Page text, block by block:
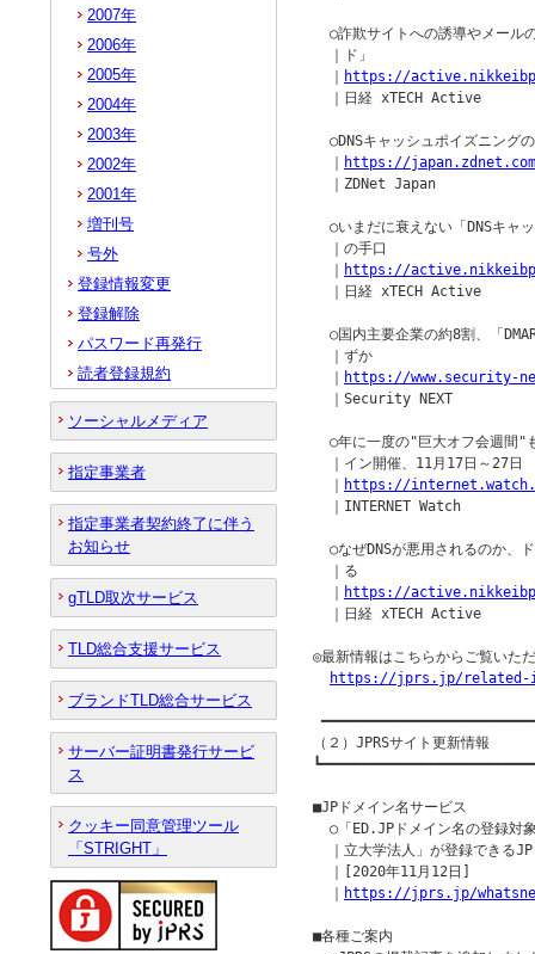
○詐欺サイトへの誘導やメール
  ｜ド」
https://
  ｜日経 xTECH Active
○DNSキャッシュポイズニング
https://
  ｜ZDNet Japan
○いまだに衰えない「DNSキャ
  ｜の手口
https://
  ｜日経 xTECH Active
○国内主要企業の約8割、「
  ｜ずか
https://www.security-
  ｜Security NEXT
○年に一度の"巨大オフ会週間
  ｜イン開催、11月17日～27日
https://
  ｜INTERNET Watch
○なぜDNSが悪用されるのか、
  ｜る
https://
  ｜日経 xTECH Active
◎最新情報はこちらからご覧いた
https://jprs.jp/related-
（２）JPRSサイト更新情報
■JPドメイン名サービス
○「ED.JPドメイン名の登録対
｜立大学法人」が登録できる
  ｜[2020年11月12日]
https://jprs.jp/
■各種ご案内
2007年
2006年
2005年
2004年
2003年
2002年
2001年
増刊号
号外
登録情報変更
登録解除
パスワード再発行
読者登録規約
ソーシャルメディア
指定事業者
指定事業者契約終了に伴う
お知らせ
gTLD取次サービス
TLD総合支援サービス
ブランドTLD総合サービス
サーバー証明書発行サービ
ス
クッキー同意管理ツール
「STRIGHT」